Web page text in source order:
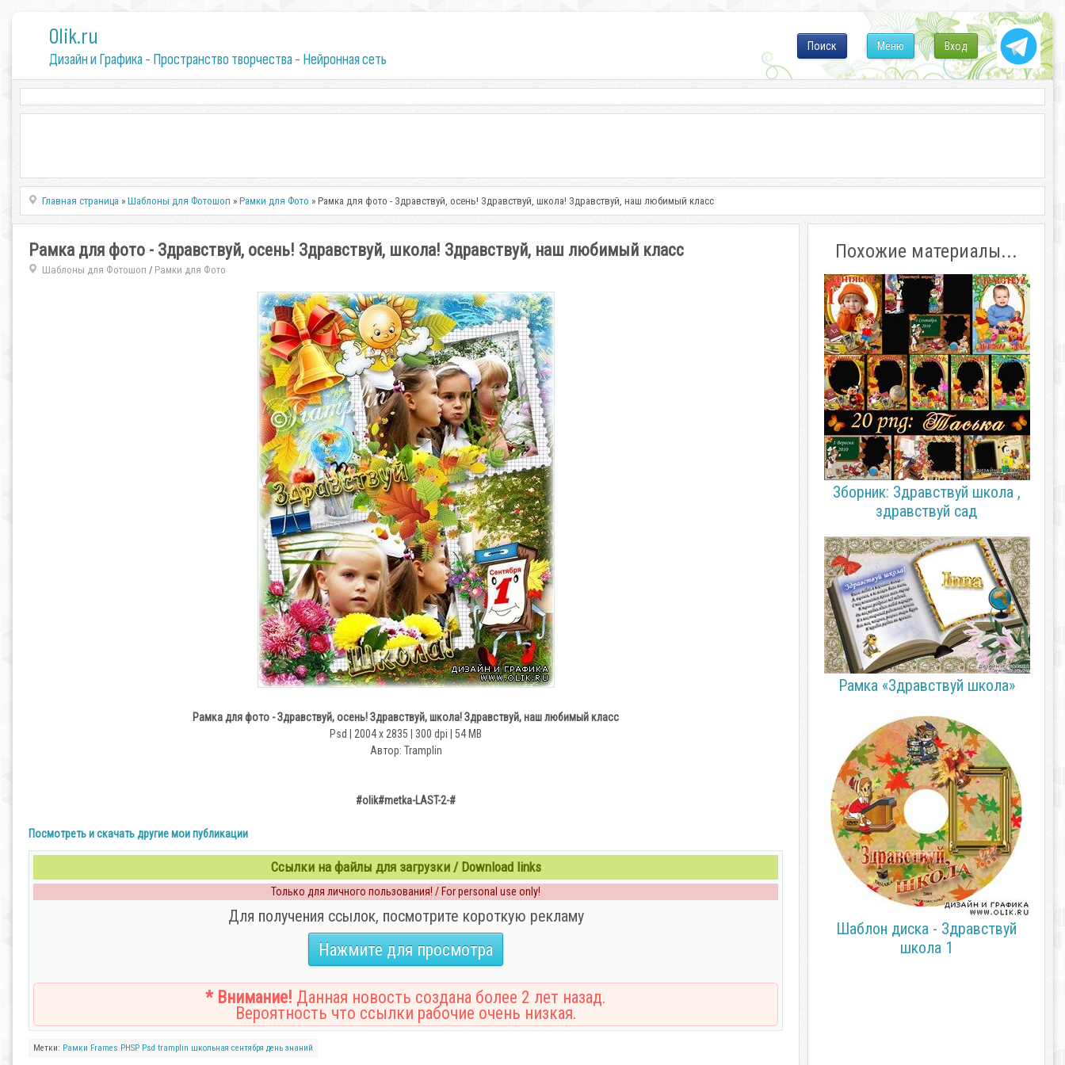
0lik.ru
Дизайн и Графика - Пространство творчества - Нейронная сеть
Вход
Меню
Поиск
Главная страница »Шаблоны для Фотошоп »Рамки для Фото » Рамка для фото - Здравствуй, осень! Здравствуй, школа! Здравствуй, наш любимый класс
Рамка для фото - Здравствуй, осень! Здравствуй, школа! Здравствуй, наш любимый класс
Шаблоны для Фотошоп / Рамки для Фото
Рамка для фото - Здравствуй, осень! Здравствуй, школа! Здравствуй, наш любимый класс
Psd | 2004 x 2835 | 300 dpi | 54 MB
Автор: Tramplin
#olik#metka-LAST-2-#
Посмотреть и скачать другие мои публикации
Ссылки на файлы для загрузки / Download links
Только для личного пользования! / For personal use only!
Для получения ссылок, посмотрите короткую рекламу
Нажмите для просмотра
* Внимание! Данная новость создана более 2 лет назад.
Вероятность что ссылки рабочие очень низкая.
Метки: Рамки Frames PHSP Psd tramplin школьная сентября день знаний
Похожие материалы...
Зборник: Здравствуй школа ,
здравствуй сад
Рамка «Здравствуй школа»
Шаблон диска - Здравствуй
школа 1